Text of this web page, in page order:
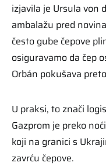
izjavila je Ursula von
ambalažu pred
često gube čepove
osiguravamo da čep
Orbán pokušava
U praksi, to znači
Gazprom je preko
koji na granici s
zavrću čepove.